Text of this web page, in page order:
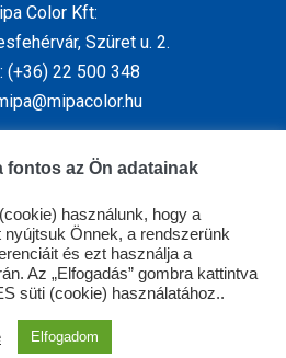
Color Kft:
Szüret u. 2.
(+36) 22 500 348
minket
Kft | Powered by Mipa Color
fontos az Ön adatainak
használunk, hogy a
nyújtsuk Önnek, a rendszerünk
és ezt használja a
Az „Elfogadás” gombra kattintva
süti (cookie) használatához..
Elfogadom